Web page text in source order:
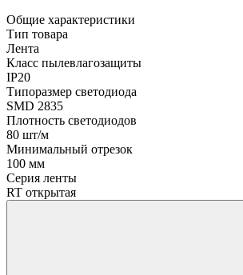
Общие характеристики
Тип товара
Лента
Класс пылевлагозащиты
IP20
Типоразмер светодиода
SMD 2835
Плотность светодиодов
80 шт/м
Минимальный отрезок
100 мм
Серия ленты
RT открытая